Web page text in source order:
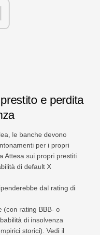
e perdita
le banche devono
per i propri
Attesa sui propri prestiti
di default X
dal rating di
(con rating BBB- o
di insolvenza
storici). Vedi il